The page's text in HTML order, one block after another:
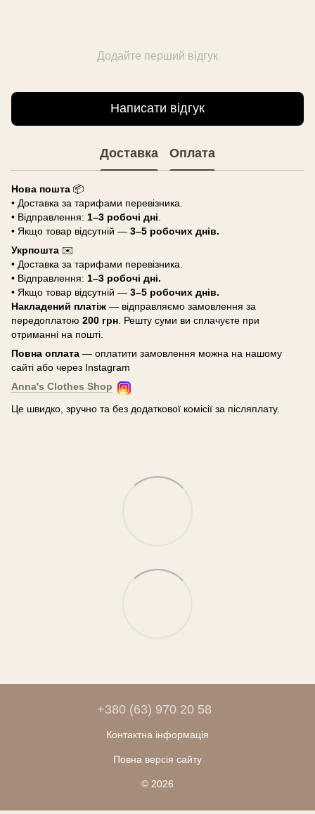
Додайте перший відгук
Написати відгук
Доставка Оплата
Нова пошта 📦
• Доставка за тарифами перевізника.
• Відправлення: 1–3 робочі дні
• Якщо товар відсутній — 3–5 робочих днів.
Укрпошта ✉️
• Доставка за тарифами перевізника.
• Відправлення: 1–3 робочі дні.
• Якщо товар відсутній — 3–5 робочих днів.
Накладений платіж — відправляємо замовлення за
передоплатою 200 грн . Решту суми ви сплачуєте при
отриманні на пошті.
Повна оплата — оплатити замовлення можна на нашому
сайті або через Instagram
Anna's Clothes Shop
Це швидко, зручно та без додаткової комісії за післяплату.
+380 (63) 970 20 58
Контактна інформація
Повна версія сайту
© 2026